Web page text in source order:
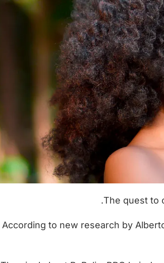
The quest to
According to new research by